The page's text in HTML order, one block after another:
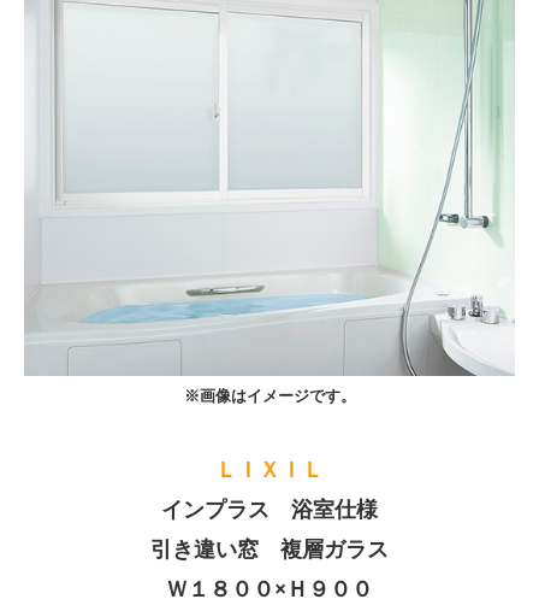
※画像はイメージです。
ＬＩＸＩＬ
インプラス 浴室仕様
引き違い窓 複層ガラス
Ｗ１８００×Ｈ９００